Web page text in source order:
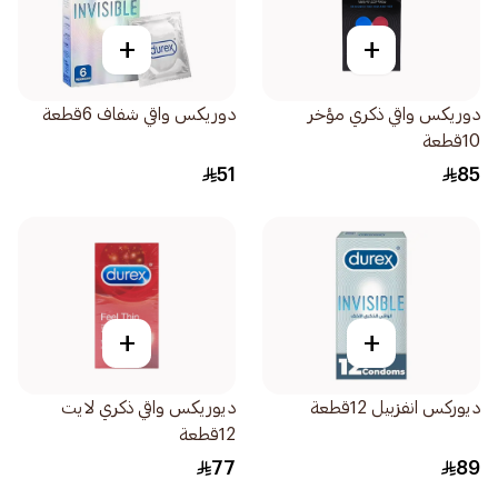
+
دوريكس واقي ذكري مؤخر
10قطعة
85
+
دوريكس واقي شفاف 6قطعة
51
+
ديوركس انفزبيل 12قطعة
89
+
ديوريكس واقي ذكري لايت
12قطعة
77